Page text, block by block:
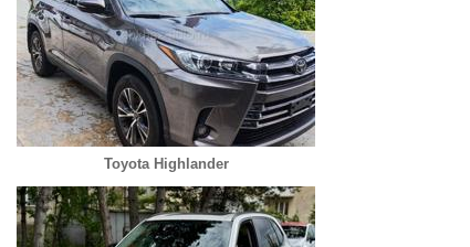
Toyota Highlander